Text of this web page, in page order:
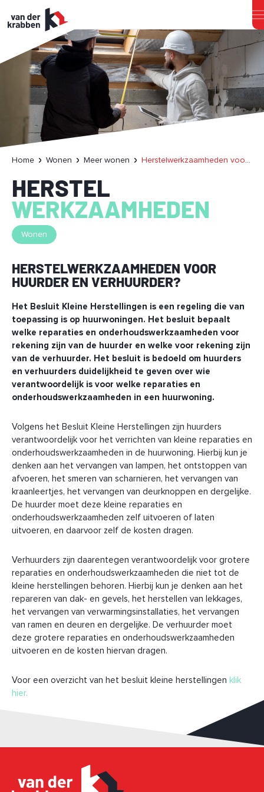
Home Wonen Meer wonen Herstelwerkzaamheden voor huurder en verhuurder?
HERSTEL
WERKZAAMHEDEN
Wonen
HERSTELWERKZAAMHEDEN VOOR
HUURDER EN VERHUURDER?
Het Besluit Kleine Herstellingen is een regeling die van
toepassing is op huurwoningen. Het besluit bepaalt
welke reparaties en onderhoudswerkzaamheden voor
rekening zijn van de huurder en welke voor rekening zijn
van de verhuurder. Het besluit is bedoeld om huurders
en verhuurders duidelijkheid te geven over wie
verantwoordelijk is voor welke reparaties en
onderhoudswerkzaamheden in een huurwoning.
Volgens het Besluit Kleine Herstellingen zijn huurders
verantwoordelijk voor het verrichten van kleine reparaties en
onderhoudswerkzaamheden in de huurwoning. Hierbij kun je
denken aan het vervangen van lampen, het ontstoppen van
afvoeren, het smeren van scharnieren, het vervangen van
kraanleertjes, het vervangen van deurknoppen en dergelijke.
De huurder moet deze kleine reparaties en
onderhoudswerkzaamheden zelf uitvoeren of laten
uitvoeren, en daarvoor zelf de kosten dragen.
Verhuurders zijn daarentegen verantwoordelijk voor grotere
reparaties en onderhoudswerkzaamheden die niet tot de
kleine herstellingen behoren. Hierbij kun je denken aan het
repareren van dak- en gevels, het herstellen van lekkages,
het vervangen van verwarmingsinstallaties, het vervangen
van ramen en deuren en dergelijke. De verhuurder moet
deze grotere reparaties en onderhoudswerkzaamheden
uitvoeren en de kosten hiervan dragen.
Voor een overzicht van het besluit kleine herstellingen klik
hier.